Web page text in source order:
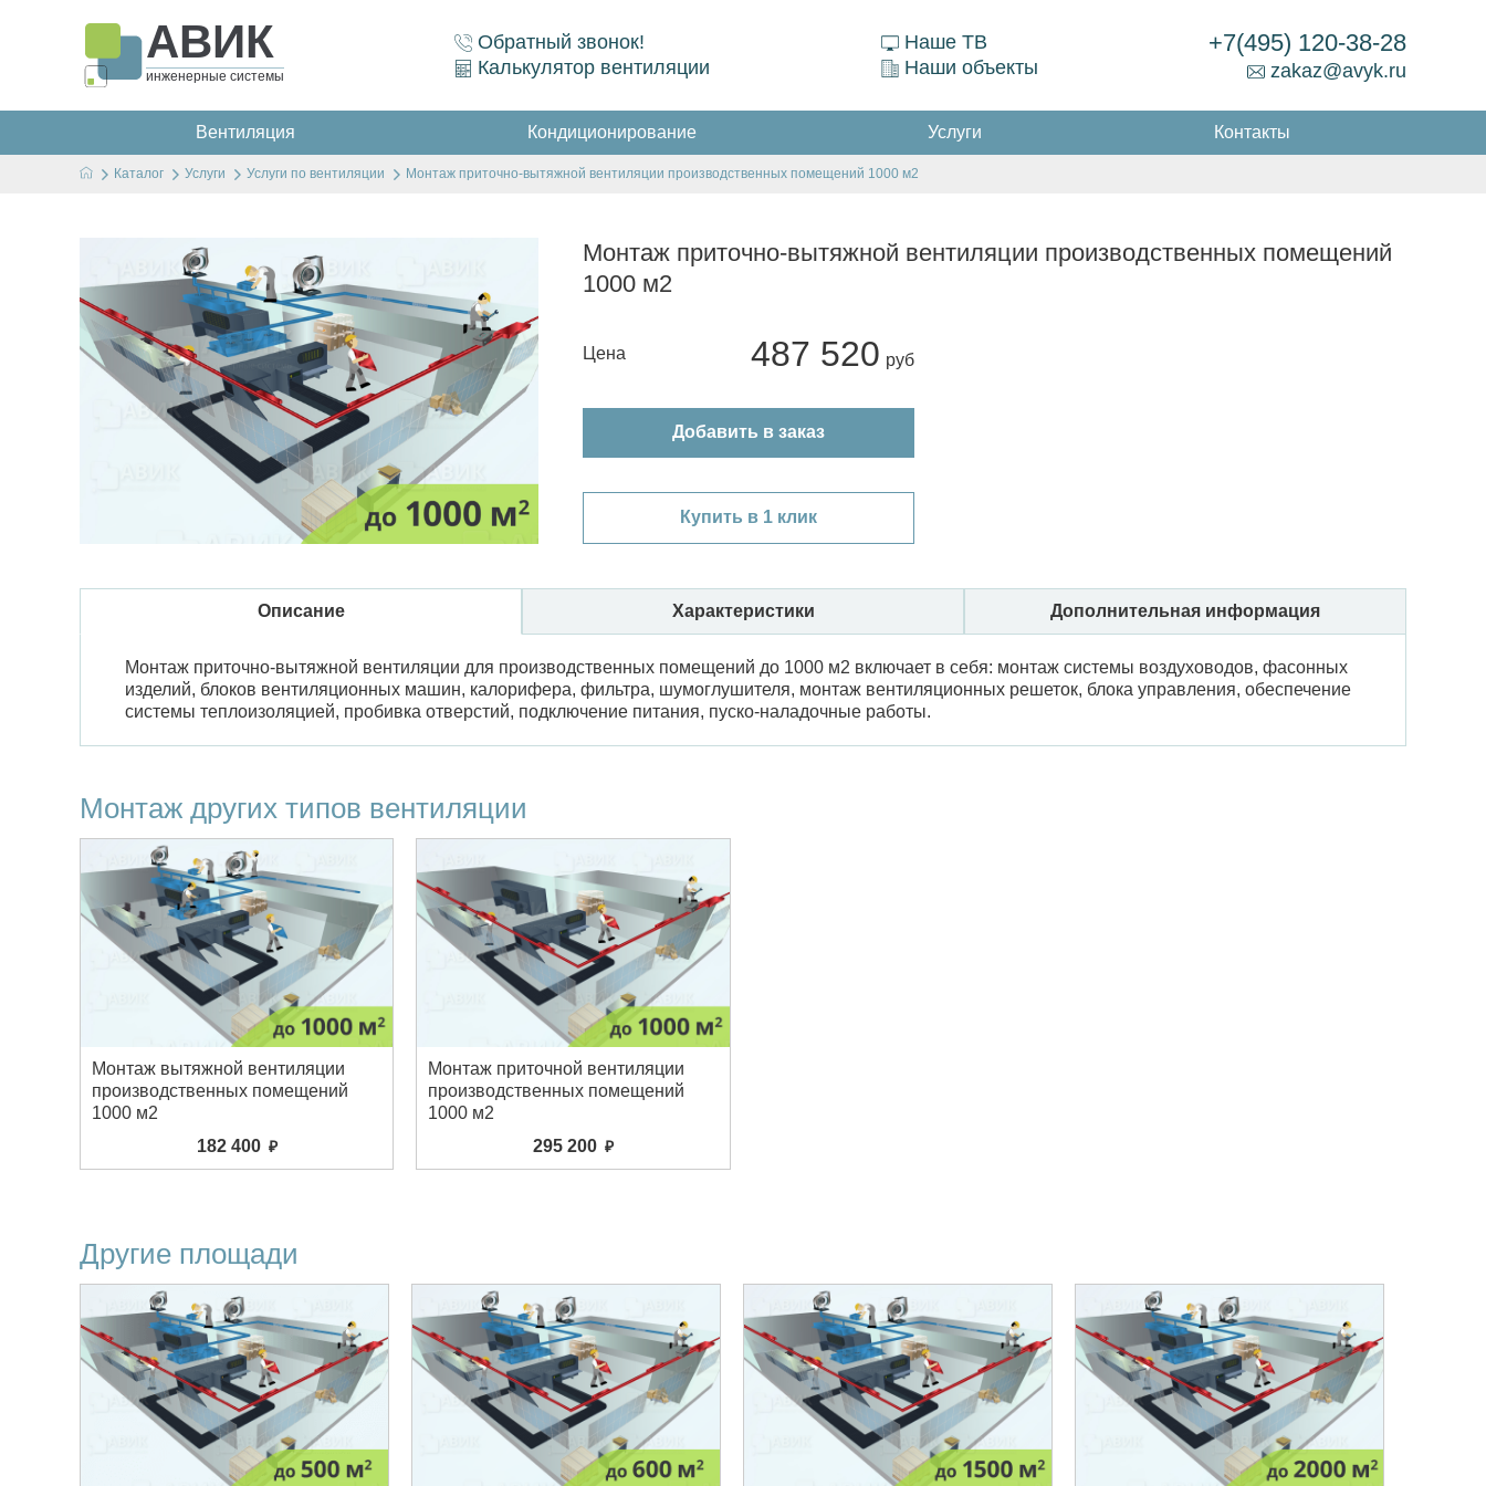
АВИК
инженерные системы
Обратный звонок!
Калькулятор вентиляции
Наше ТВ
Наши объекты
+7(495) 120-38-28
zakaz@avyk.ru
Вентиляция Кондиционирование Услуги Контакты
Каталог Услуги Услуги по вентиляции Монтаж приточно-вытяжной вентиляции производственных помещений 1000 м2
Монтаж приточно-вытяжной вентиляции производственных помещений
1000 м2
Цена 487 520
Добавить в заказ
Купить в 1 клик
Описание Характеристики Дополнительная информация
Монтаж приточно-вытяжной вентиляции для производственных помещений до 1000 м2 включает в себя: монтаж системы воздуховодов, фасонных
изделий, блоков вентиляционных машин, калорифера, фильтра, шумоглушителя, монтаж вентиляционных решеток, блока управления, обеспечение
системы теплоизоляцией, пробивка отверстий, подключение питания, пуско-наладочные работы.
Монтаж других типов вентиляции
Монтаж вытяжной вентиляции
производственных помещений
1000 м2
182 400
Монтаж приточной вентиляции
производственных помещений
1000 м2
295 200
Другие площади